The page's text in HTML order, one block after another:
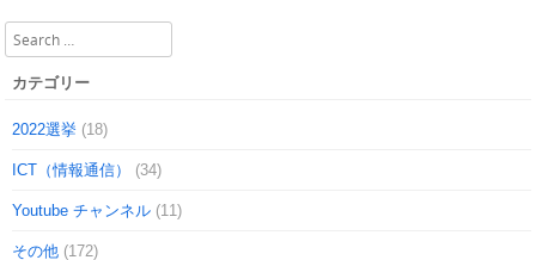
Search
カテゴリー
2022選挙 (18)
ICT（情報通信） (34)
Youtube チャンネル (11)
その他 (172)